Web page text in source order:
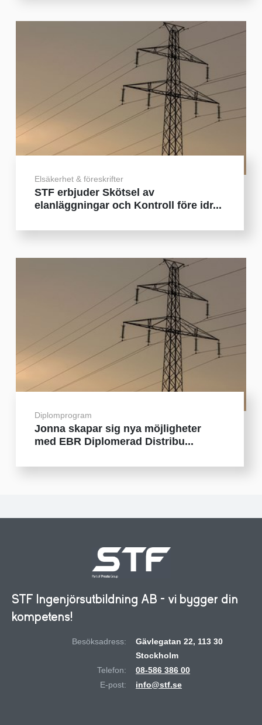
Elsäkerhet & föreskrifter
STF erbjuder Skötsel av
elanläggningar och Kontroll före idr...
Diplomprogram
Jonna skapar sig nya möjligheter
med EBR Diplomerad Distribu...
STF Ingenjörsutbildning AB - vi bygger din
kompetens!
Besöksadress:
Gävlegatan 22, 113 30
Stockholm
Telefon:
08-586 386 00
E-post:
info@stf.se